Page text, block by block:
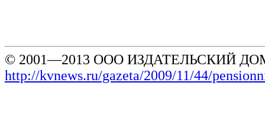
© 2001—2013 ООО ИЗДАТЕЛЬСКИЙ
http://kvnews.ru/gazeta/2009/11/44/